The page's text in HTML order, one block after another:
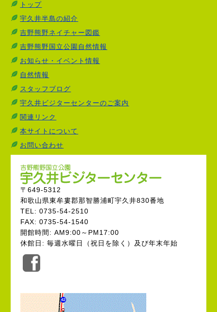
トップ
宇久井半島の紹介
吉野熊野ネイチャー図鑑
吉野熊野国立公園自然情報
お知らせ・イベント情報
自然情報
スタッフブログ
宇久井ビジターセンターのご案内
関連リンク
本サイトについて
お問い合わせ
〒649-5312
和歌山県東牟婁郡那智勝浦町宇久井830番地
TEL: 0735-54-2510
FAX: 0735-54-1540
開館時間: AM9:00～PM17:00
休館日: 毎週水曜日（祝日を除く）及び年末年始
式